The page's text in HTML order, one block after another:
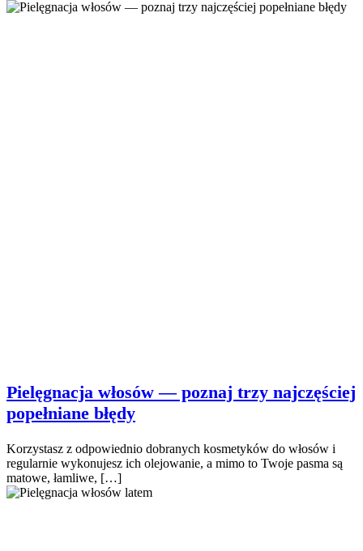
Pielęgnacja włosów — poznaj trzy najczęściej
popełniane błędy
Korzystasz z odpowiednio dobranych kosmetyków do włosów i
regularnie wykonujesz ich olejowanie, a mimo to Twoje pasma są
matowe, łamliwe, […]